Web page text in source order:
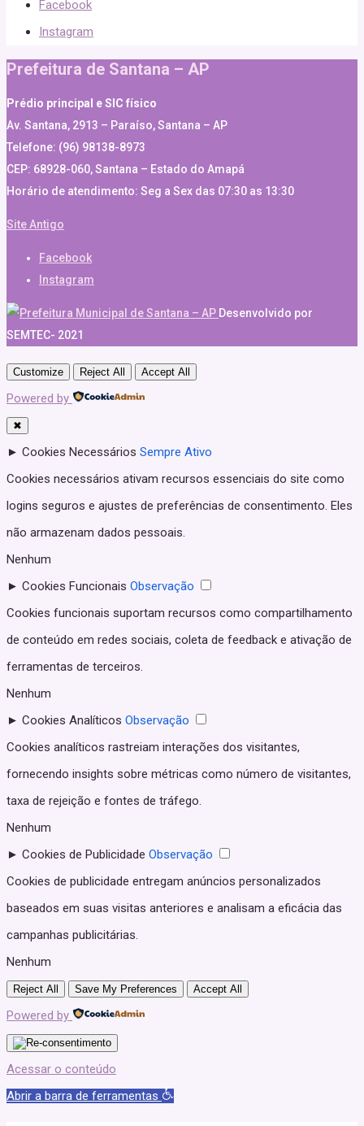
Facebook
Instagram
Prefeitura de Santana – AP
Prédio principal e SIC físico
Av. Santana, 2913 – Paraíso, Santana – AP
Telefone: (96) 98138-8973
CEP: 68928-060, Santana – Estado do Amapá
Horário de atendimento: Seg a Sex das 07:30 as 13:30
Site Antigo
Facebook
Instagram
Desenvolvido por
SEMTEC- 2021
Customize Reject All Accept All
Powered by
✖
► Cookies Necessários Sempre Ativo
Cookies necessários ativam recursos essenciais do site como
logins seguros e ajustes de preferências de consentimento. Eles
não armazenam dados pessoais.
Nenhum
► Cookies Funcionais Observação
Cookies funcionais suportam recursos como compartilhamento
de conteúdo em redes sociais, coleta de feedback e ativação de
ferramentas de terceiros.
Nenhum
► Cookies Analíticos Observação
Cookies analíticos rastreiam interações dos visitantes,
fornecendo insights sobre métricas como número de visitantes,
taxa de rejeição e fontes de tráfego.
Nenhum
► Cookies de Publicidade Observação
Cookies de publicidade entregam anúncios personalizados
baseados em suas visitas anteriores e analisam a eficácia das
campanhas publicitárias.
Nenhum
Reject All Save My Preferences Accept All
Powered by
Acessar o conteúdo
Abrir a barra de ferramentas